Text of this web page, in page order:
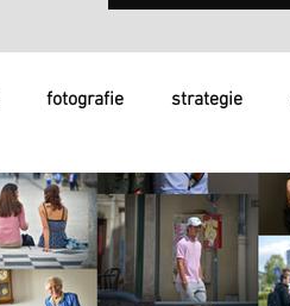
fotografie strategie